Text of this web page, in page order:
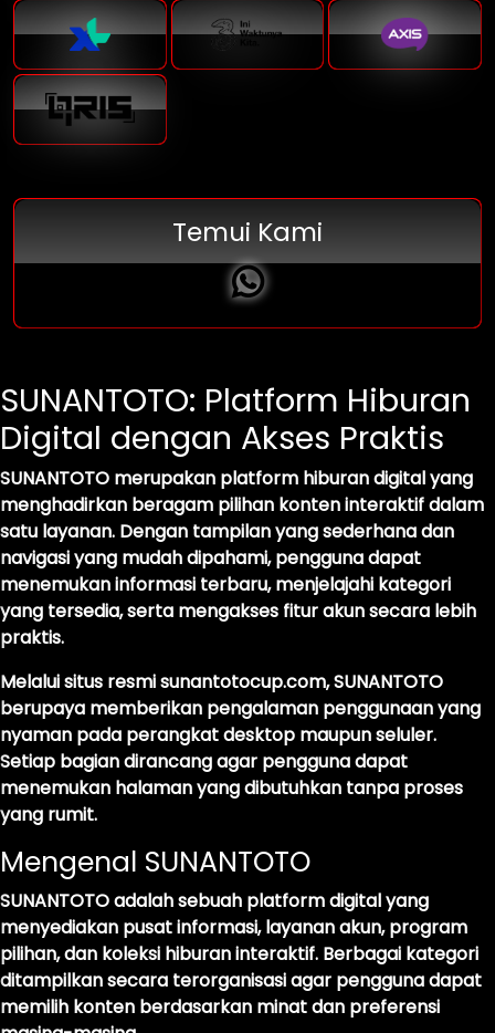
Temui Kami
SUNANTOTO: Platform Hiburan
Digital dengan Akses Praktis
SUNANTOTO merupakan platform hiburan digital yang
menghadirkan beragam pilihan konten interaktif dalam
satu layanan. Dengan tampilan yang sederhana dan
navigasi yang mudah dipahami, pengguna dapat
menemukan informasi terbaru, menjelajahi kategori
yang tersedia, serta mengakses fitur akun secara lebih
praktis.
Melalui situs resmisunantotocup.com, SUNANTOTO
berupaya memberikan pengalaman penggunaan yang
nyaman pada perangkat desktop maupun seluler.
Setiap bagian dirancang agar pengguna dapat
menemukan halaman yang dibutuhkan tanpa proses
yang rumit.
Mengenal SUNANTOTO
SUNANTOTO adalah sebuah platform digital yang
menyediakan pusat informasi, layanan akun, program
pilihan, dan koleksi hiburan interaktif. Berbagai kategori
ditampilkan secara terorganisasi agar pengguna dapat
memilih konten berdasarkan minat dan preferensi